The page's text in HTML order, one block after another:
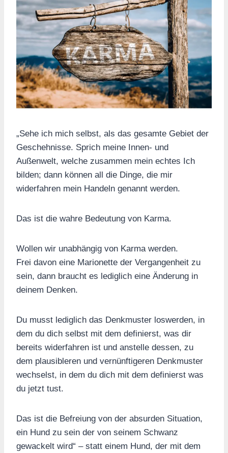
„Sehe ich mich selbst, als das gesamte Gebiet der
Geschehnisse. Sprich meine Innen- und
Außenwelt, welche zusammen mein echtes Ich
bilden; dann können all die Dinge, die mir
widerfahren mein Handeln genannt werden.
Das ist die wahre Bedeutung von Karma.
Wollen wir unabhängig von Karma werden.
Frei davon eine Marionette der Vergangenheit zu
sein, dann braucht es lediglich eine Änderung in
deinem Denken.
Du musst lediglich das Denkmuster loswerden, in
dem du dich selbst mit dem definierst, was dir
bereits widerfahren ist und anstelle dessen, zu
dem plausibleren und vernünftigeren Denkmuster
wechselst, in dem du dich mit dem definierst was
du jetzt tust.
Das ist die Befreiung von der absurden Situation,
ein Hund zu sein der von seinem Schwanz
gewackelt wird“ – statt einem Hund, der mit dem